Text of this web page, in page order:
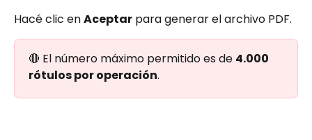
Hacé clic en Aceptar para generar el archivo PDF.
🔴 El número máximo permitido es de 4.000
rótulos por operación.